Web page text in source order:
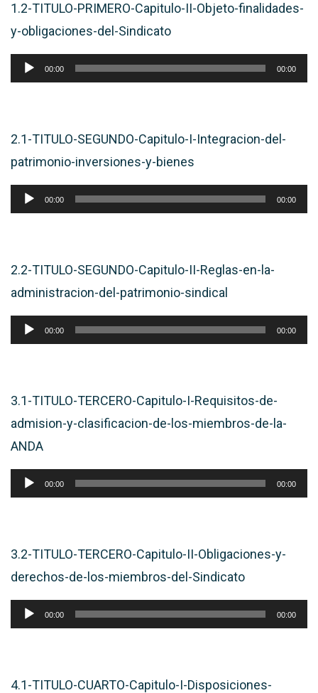
1.2-TITULO-PRIMERO-Capitulo-II-Objeto-finalidades-
y-obligaciones-del-Sindicato
Reproductor
de
00:00 00:00
2.1-TITULO-SEGUNDO-Capitulo-I-Integracion-del-
patrimonio-inversiones-y-bienes
Reproductor
de
00:00 00:00
2.2-TITULO-SEGUNDO-Capitulo-II-Reglas-en-la-
administracion-del-patrimonio-sindical
Reproductor
de
00:00 00:00
3.1-TITULO-TERCERO-Capitulo-I-Requisitos-de-
admision-y-clasificacion-de-los-miembros-de-la-
ANDA
Reproductor
de
00:00 00:00
3.2-TITULO-TERCERO-Capitulo-II-Obligaciones-y-
derechos-de-los-miembros-del-Sindicato
Reproductor
de
00:00 00:00
4.1-TITULO-CUARTO-Capitulo-I-Disposiciones-